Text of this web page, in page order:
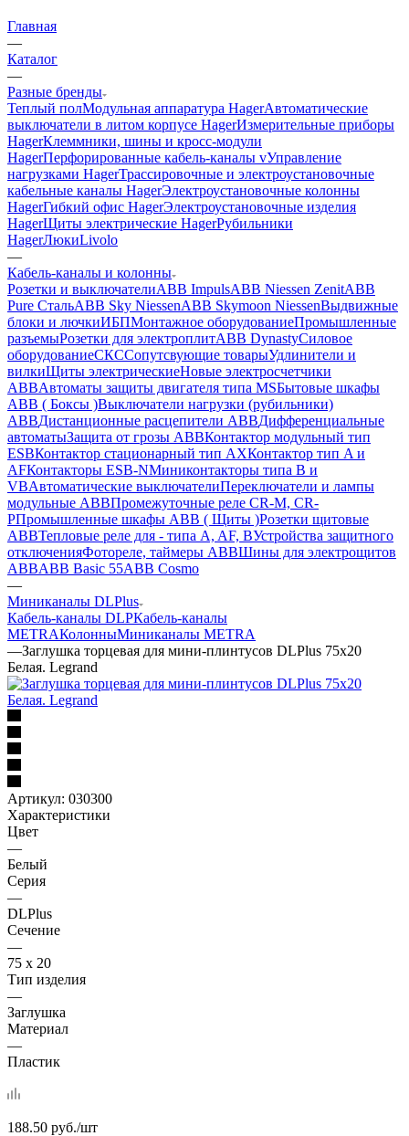
Главная
—
Каталог
—
Разные бренды
Теплый полМодульная аппаратура HagerАвтоматические
выключатели в литом корпусе HagerИзмерительные приборы
HagerКлеммники, шины и кросс-модули
HagerПерфорированные кабель-каналы vУправление
нагрузками HagerТрассировочные и электроустановочные
кабельные каналы HagerЭлектроустановочные колонны
HagerГибкий офис HagerЭлектроустановочные изделия
HagerЩиты электрические HagerРубильники
HagerЛюкиLivolo
—
Кабель-каналы и колонны
Розетки и выключателиABB ImpulsABB Niessen ZenitABB
Pure СтальABB Sky NiessenABB Skymoon NiessenВыдвижные
блоки и лючкиИБПМонтажное оборудованиеПромышленные
разъемыРозетки для электроплитABB DynastyСиловое
оборудованиеСКССопутсвующие товарыУдлинители и
вилкиЩиты электрическиеНовые электросчетчики
ABBАвтоматы защиты двигателя типа MSБытовые шкафы
ABB ( Боксы )Выключатели нагрузки (рубильники)
ABBДистанционные расцепители ABBДифференциальные
автоматыЗащита от грозы ABBКонтактор модульный тип
ESBКонтактор стационарный тип AXКонтактор тип A и
AFКонтакторы ESB-NМиниконтакторы типа B и
VBАвтоматические выключателиПереключатели и лампы
модульные ABBПромежуточные реле CR-M, CR-
PПромышленные шкафы ABB ( Щиты )Розетки щитовые
ABBТепловые реле для - типа A, AF, BУстройства защитного
отключенияФотореле, таймеры ABBШины для электрощитов
АВВABB Basic 55ABB Cosmo
—
Миниканалы DLPlus
Кабель-каналы DLPКабель-каналы
METRAКолонныМиниканалы METRA
—Заглушка торцевая для мини-плинтусов DLPlus 75х20
Белая. Legrand
Артикул: 030300
Характеристики
Цвет
—
Белый
Серия
—
DLPlus
Сечение
—
75 х 20
Тип изделия
—
Заглушка
Материал
—
Пластик
188.50 руб./шт